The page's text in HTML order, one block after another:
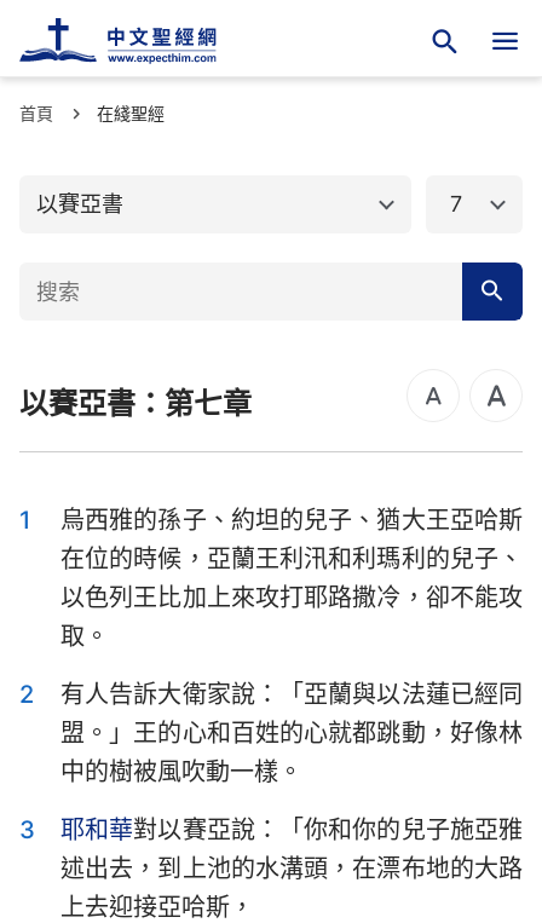
首頁 在綫聖經
以賽亞書
舊約聖經
創世記
申命記
撒母耳記上
歷代志上 歷代志下
以斯拉記 尼希米記
以斯帖記
詩篇 箴言
傳道書 雅歌
以賽亞書 耶利米書
耶利米哀歌 以西結書
但以理書
7
以賽亞書：第七章
1
烏西雅的孫子、約坦的兒子、猶大王亞哈斯
在位的時候，亞蘭王利汛和利瑪利的兒子、
以色列王比加上來攻打耶路撒冷，卻不能攻
取。
2
有人告訴大衛家說：「亞蘭與以法蓮已經同
盟。」王的心和百姓的心就都跳動，好像林
中的樹被風吹動一樣。
3
耶和華對以賽亞說：「你和你的兒子施亞雅
述出去，到上池的水溝頭，在漂布地的大路
上去迎接亞哈斯，